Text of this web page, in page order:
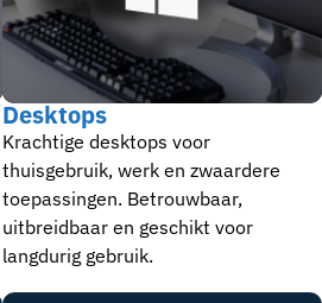
Desktops
Krachtige desktops voor
thuisgebruik, werk en zwaardere
toepassingen. Betrouwbaar,
uitbreidbaar en geschikt voor
langdurig gebruik.